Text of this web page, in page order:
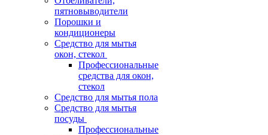
пятновыводители
Порошки и
кондиционеры
Средство для мытья
окон, стекол
Профессиональные
средства для окон,
стекол
Средство для мытья пола
Средство для мытья
посуды
Профессиональные